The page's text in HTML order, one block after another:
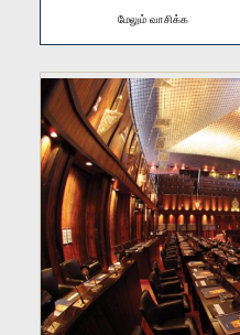
கௌரவ டக்ளஸ்
மேலும் வாசிக்க